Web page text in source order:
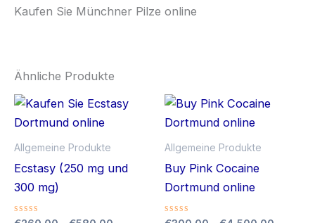
Kaufen Sie Münchner Pilze online
Ähnliche Produkte
Allgemeine Produkte
Ecstasy (250 mg und
300 mg)
Allgemeine Produkte
Buy Pink Cocaine
Dortmund online